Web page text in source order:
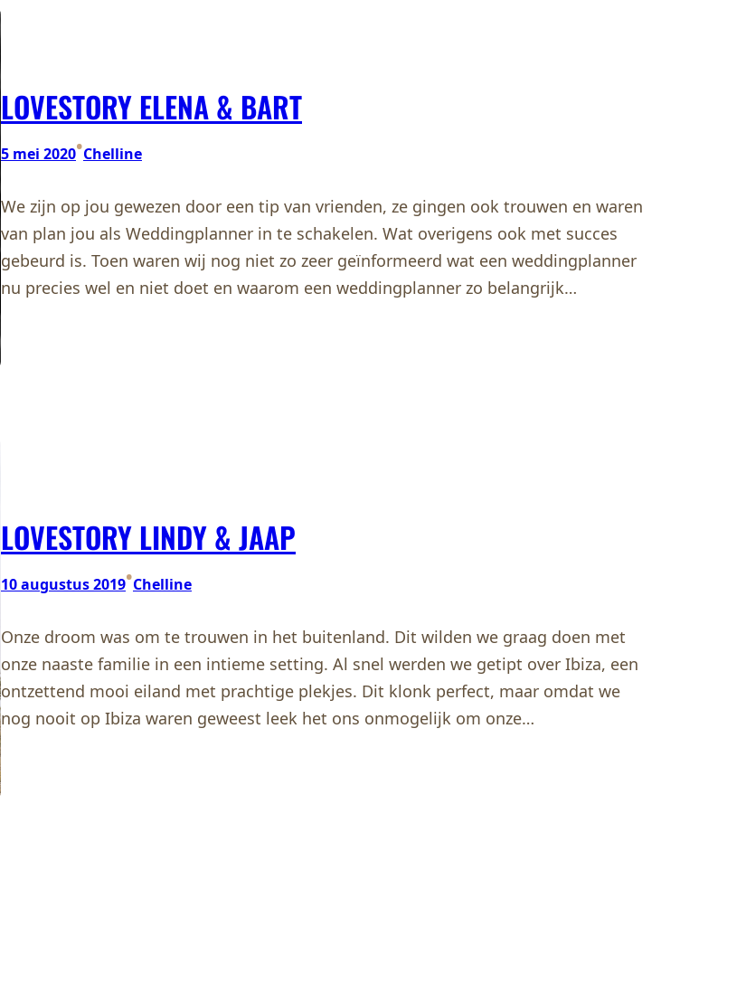
LOVESTORY ELENA & BART
5 mei 2020•Chelline
We zijn op jou gewezen door een tip van vrienden, ze gingen ook trouwen en waren
van plan jou als Weddingplanner in te schakelen. Wat overigens ook met succes
gebeurd is. Toen waren wij nog niet zo zeer geïnformeerd wat een weddingplanner
nu precies wel en niet doet en waarom een weddingplanner zo belangrijk…
LOVESTORY LINDY & JAAP
10 augustus 2019•Chelline
Onze droom was om te trouwen in het buitenland. Dit wilden we graag doen met
onze naaste familie in een intieme setting. Al snel werden we getipt over Ibiza, een
ontzettend mooi eiland met prachtige plekjes. Dit klonk perfect, maar omdat we
nog nooit op Ibiza waren geweest leek het ons onmogelijk om onze…